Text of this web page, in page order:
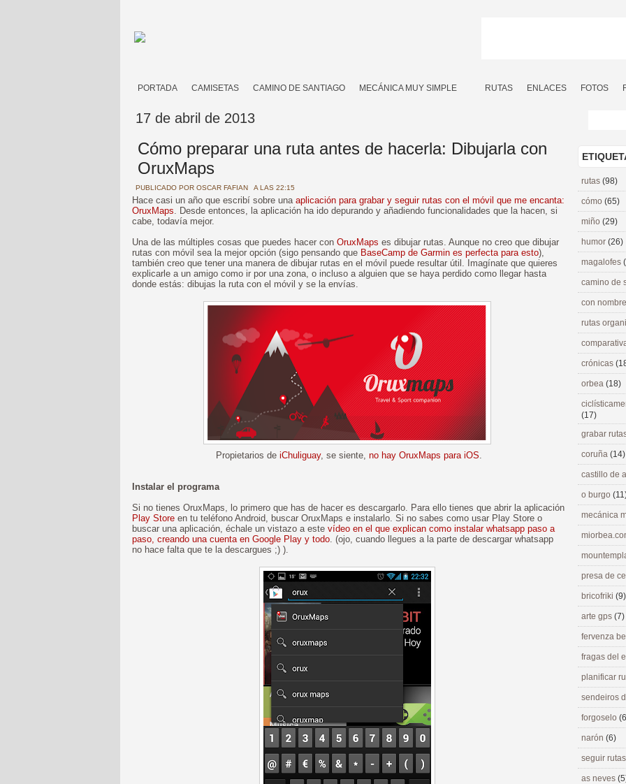
PORTADA CAMISETAS CAMINO DE SANTIAGO MECÁNICA MUY SIMPLE RUTAS ENLACES FOTOS
17 de abril de 2013
Cómo preparar una ruta antes de hacerla: Dibujarla con
OruxMaps
PUBLICADO POR OSCAR FAFIAN A LAS 22:15
Hace casi un año que escribí sobre una aplicación para grabar y seguir rutas con el móvil que me encanta:
OruxMaps. Desde entonces, la aplicación ha ido depurando y añadiendo funcionalidades que la hacen, si
cabe, todavía mejor.
Una de las múltiples cosas que puedes hacer con OruxMaps es dibujar rutas. Aunque no creo que dibujar
rutas con móvil sea la mejor opción (sigo pensando que BaseCamp de Garmin es perfecta para esto),
también creo que tener una manera de dibujar rutas en el móvil puede resultar útil. Imagínate que quieres
explicarle a un amigo como ir por una zona, o incluso a alguien que se haya perdido como llegar hasta
donde estás: dibujas la ruta con el móvil y se la envías.
Propietarios de iChuliguay, se siente, no hay OruxMaps para iOS.
Instalar el programa
Si no tienes OruxMaps, lo primero que has de hacer es descargarlo. Para ello tienes que abrir la aplicación
Play Store en tu teléfono Android, buscar OruxMaps e instalarlo. Si no sabes como usar Play Store o
buscar una aplicación, échale un vistazo a este vídeo en el que explican como instalar whatsapp paso a
paso, creando una cuenta en Google Play y todo. (ojo, cuando llegues a la parte de descargar whatsapp
no hace falta que te la descargues ;) ).
rutas (98)
cómo (65)
miño (29)
humor (26)
magalofes
camino de
con
rutas
crónicas
orbea (18)
(17)
grabar
coruña (14)
castillo de
o burgo
mecánica
presa de
bricofriki (9)
arte gps (7)
fervenza
fragas del
planificar
sendeiros
forgoselo
narón (6)
seguir
as neves